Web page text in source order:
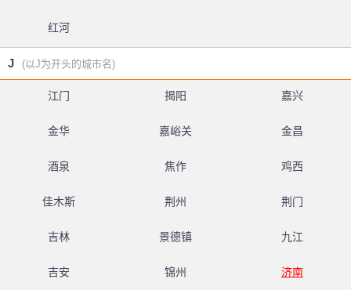
红河
J (以J为开头的城市名)
江门 揭阳 嘉兴
金华 嘉峪关 金昌
酒泉 焦作 鸡西
佳木斯 荆州 荆门
吉林 景德镇 九江
吉安 锦州 济南